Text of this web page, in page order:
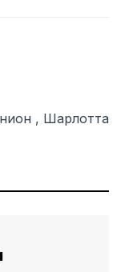
, Шарлотта